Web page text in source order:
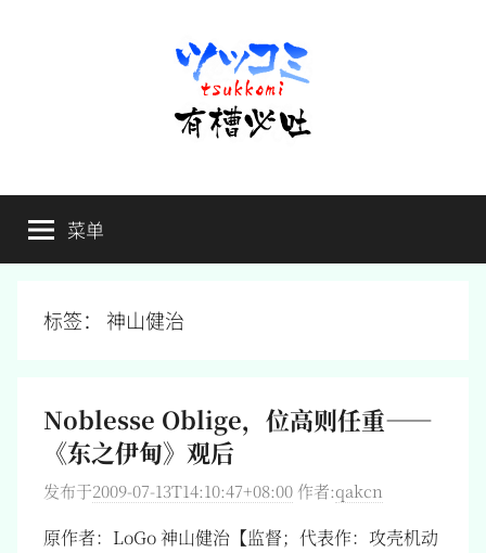
有
槽
必
槽，
毋
菜单
标签： 神山健治
Noblesse Oblige，位高则任重——
《东之伊甸》观后
发布于2009-07-13T14:10:47+08:00 作者:qakcn
原作者：LoGo 神山健治【监督；代表作：攻壳机动